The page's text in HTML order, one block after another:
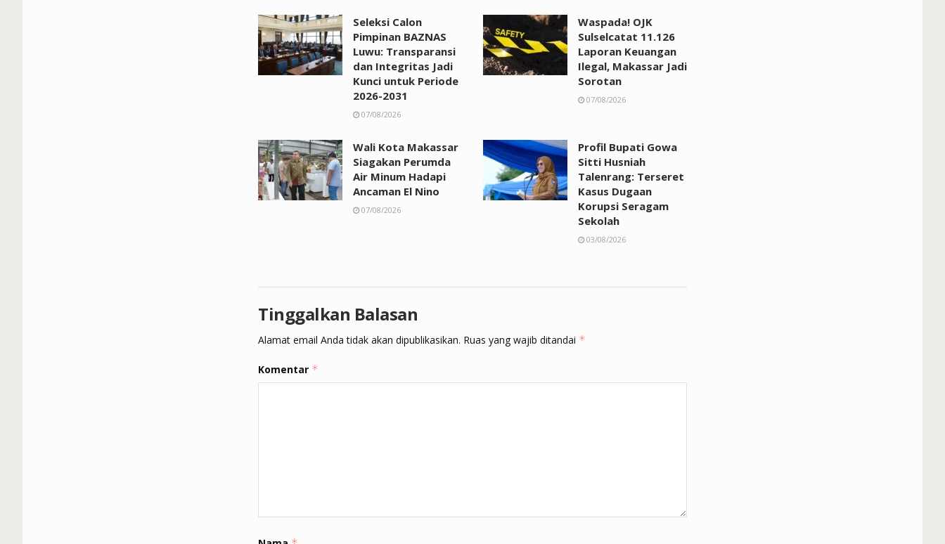
Seleksi Calon
Pimpinan BAZNAS
Luwu: Transparansi
dan Integritas Jadi
Kunci untuk Periode
2026-2031
07/08/2026
Waspada! OJK
Sulselcatat 11.126
Laporan Keuangan
Ilegal, Makassar Jadi
Sorotan
07/08/2026
Wali Kota Makassar
Siagakan Perumda
Air Minum Hadapi
Ancaman El Nino
07/08/2026
Profil Bupati Gowa
Sitti Husniah
Talenrang: Terseret
Kasus Dugaan
Korupsi Seragam
Sekolah
03/08/2026
Tinggalkan Balasan
Alamat email Anda tidak akan dipublikasikan. Ruas yang wajib ditandai *
Komentar *